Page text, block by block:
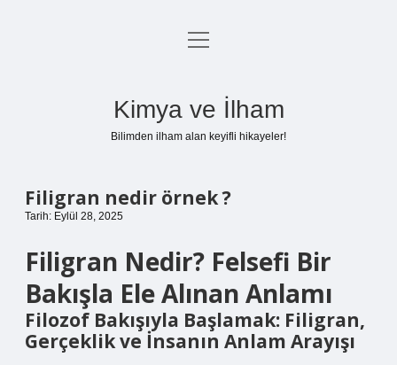
Anasayfa
menüyü
Kimya ve İlham
Bilimden ilham alan keyifli hikayeler!
Filigran nedir örnek ?
Tarih: Eylül 28, 2025
Filigran Nedir? Felsefi Bir
Bakışla Ele Alınan Anlamı
Filozof Bakışıyla Başlamak: Filigran,
Gerçeklik ve İnsanın Anlam Arayışı